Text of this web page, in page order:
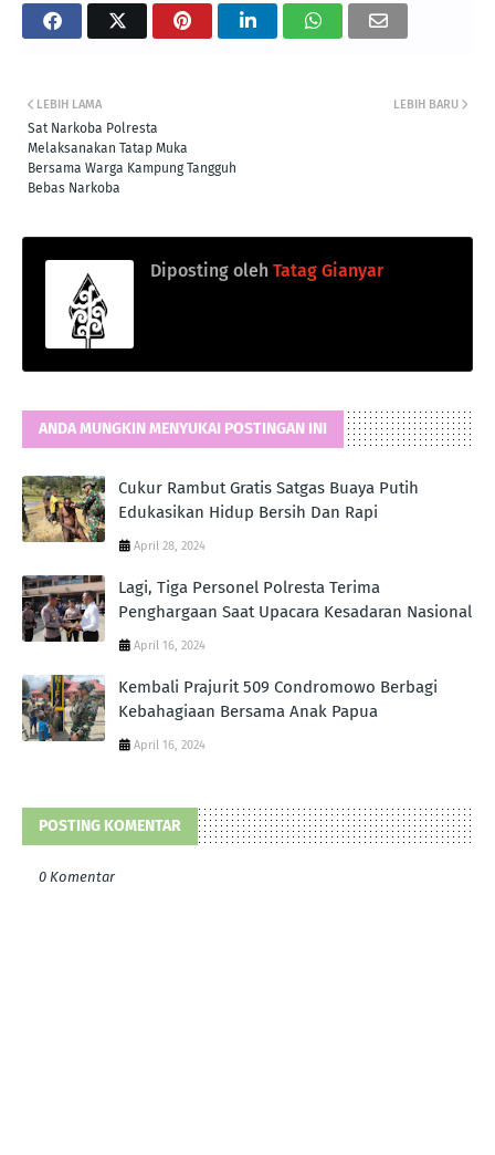
LEBIH BARU
LEBIH LAMA
Sat Narkoba Polresta
Melaksanakan Tatap Muka
Bersama Warga Kampung Tangguh
Bebas Narkoba
Diposting oleh Tatag Gianyar
ANDA MUNGKIN MENYUKAI POSTINGAN INI
Cukur Rambut Gratis Satgas Buaya Putih
Edukasikan Hidup Bersih Dan Rapi
April 28, 2024
Lagi, Tiga Personel Polresta Terima
Penghargaan Saat Upacara Kesadaran Nasional
April 16, 2024
Kembali Prajurit 509 Condromowo Berbagi
Kebahagiaan Bersama Anak Papua
April 16, 2024
POSTING KOMENTAR
0 Komentar